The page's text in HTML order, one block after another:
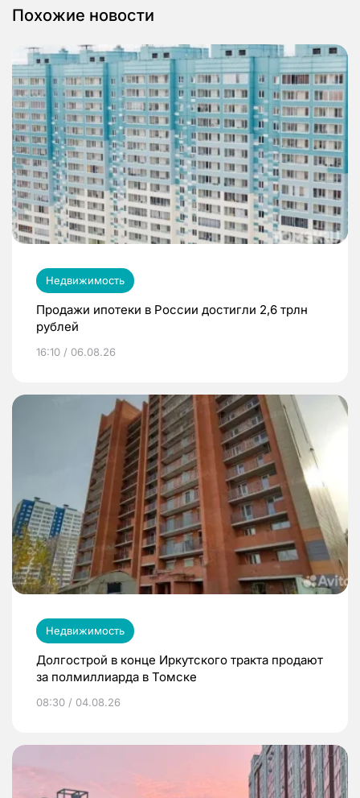
Похожие новости
Недвижимость
Продажи ипотеки в России достигли 2,6 трлн
рублей
16:10 / 06.08.26
Недвижимость
Долгострой в конце Иркутского тракта продают
за полмиллиарда в Томске
08:30 / 04.08.26